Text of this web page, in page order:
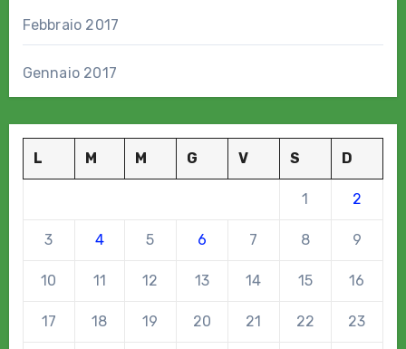
Febbraio 2017
Gennaio 2017
L M M G V S D
1 2
3 4 5 6 7 8 9
10 11 12 13 14 15 16
17 18 19 20 21 22 23